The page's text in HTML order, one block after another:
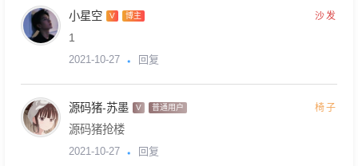
小星空 V 博主 沙发
1
2021-10-27 回复
源码猪-苏墨 V 普通用户 椅子
源码猪抢楼
2021-10-27 回复